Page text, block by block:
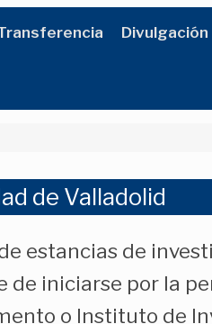
Divulgación
de Valladolid
estancias de
de iniciarse por la
o Instituto de